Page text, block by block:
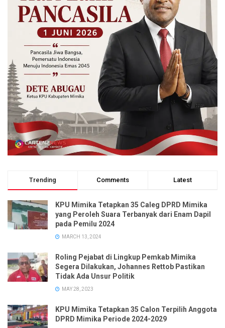
Trending Comments Latest
KPU Mimika Tetapkan 35 Caleg DPRD Mimika
yang Peroleh Suara Terbanyak dari Enam Dapil
pada Pemilu 2024
MARCH 13, 2024
Roling Pejabat di Lingkup Pemkab Mimika
Segera Dilakukan, Johannes Rettob Pastikan
Tidak Ada Unsur Politik
MAY 28, 2023
KPU Mimika Tetapkan 35 Calon Terpilih Anggota
DPRD Mimika Periode 2024-2029